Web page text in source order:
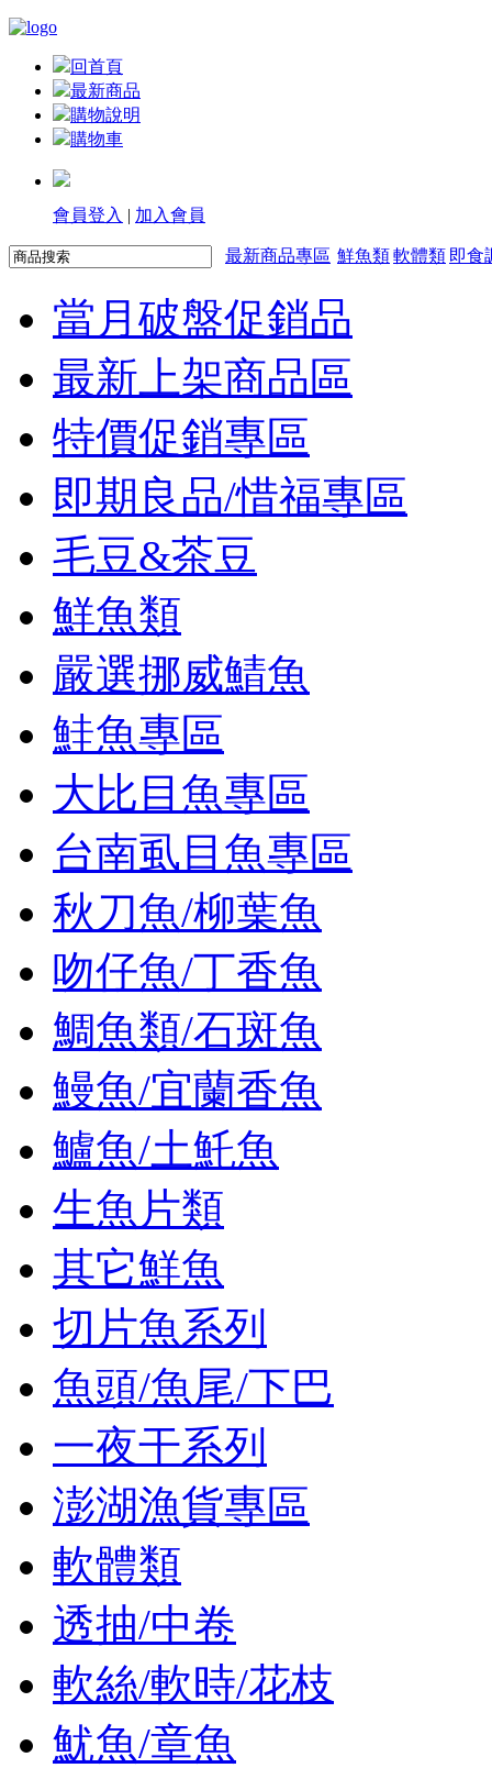
回首頁
最新商品
購物說明
購物車
會員登入 | 加入會員
最新商品專區 鮮魚類軟體類 即食
當月破盤促銷品
最新上架商品區
特價促銷專區
即期良品/惜福專區
毛豆&茶豆
鮮魚類
嚴選挪威鯖魚
鮭魚專區
大比目魚專區
台南虱目魚專區
秋刀魚/柳葉魚
吻仔魚/丁香魚
鯛魚類/石斑魚
鰻魚/宜蘭香魚
鱸魚/土魠魚
生魚片類
其它鮮魚
切片魚系列
魚頭/魚尾/下巴
一夜干系列
澎湖漁貨專區
軟體類
透抽/中卷
軟絲/軟時/花枝
魷魚/章魚